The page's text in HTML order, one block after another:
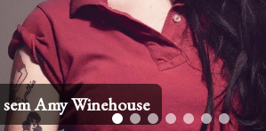
sem Amy Winehouse